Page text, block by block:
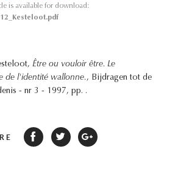
is available for download:
Être ou vouloir être. Le
de l'identité wallonne., Bijdragen tot de
- nr 3 - 1997, pp. .